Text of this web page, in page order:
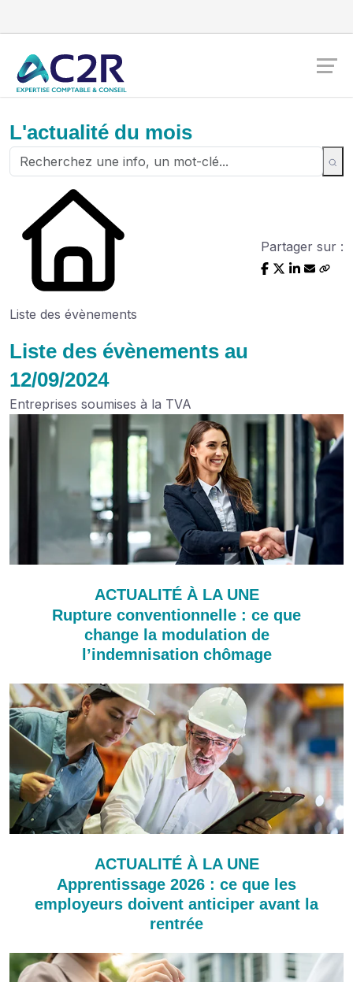
L'actualité du mois
Liste des évènements
Partager sur :
Liste des évènements au
12/09/2024
Entreprises soumises à la TVA
ACTUALITÉ À LA UNE
Rupture conventionnelle : ce que
change la modulation de
l’indemnisation chômage
ACTUALITÉ À LA UNE
Apprentissage 2026 : ce que les
employeurs doivent anticiper avant la
rentrée